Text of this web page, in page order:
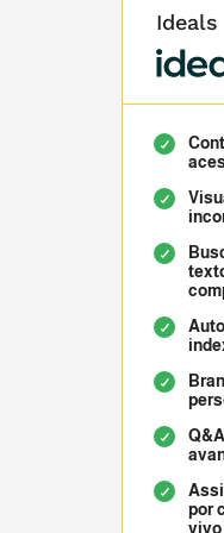
Ideals
Q&A
por
vivo